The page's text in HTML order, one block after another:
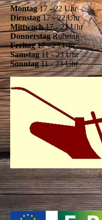
Montag17 - 22 Uhr
Dienstag17 - 22 Uhr
Mittwoch17 - 22 Uhr
DonnerstagRuhetag
Freitag17 - 23 Uhr
Samstag11 - 23 Uhr
Sonntag11 - 23 Uhr